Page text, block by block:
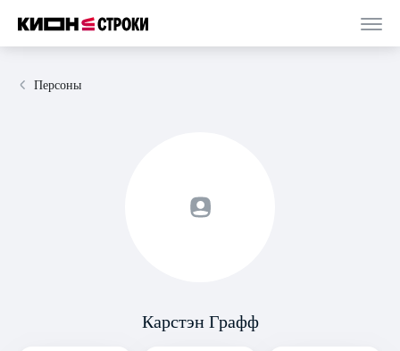
Персоны
Карстэн Графф